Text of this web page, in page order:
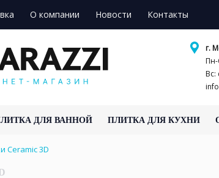
О компании Новости Контакты
г.
Вс:
ДЛЯ ВАННОЙ ПЛИТКА ДЛЯ КУХНИ
Ceramic 3D